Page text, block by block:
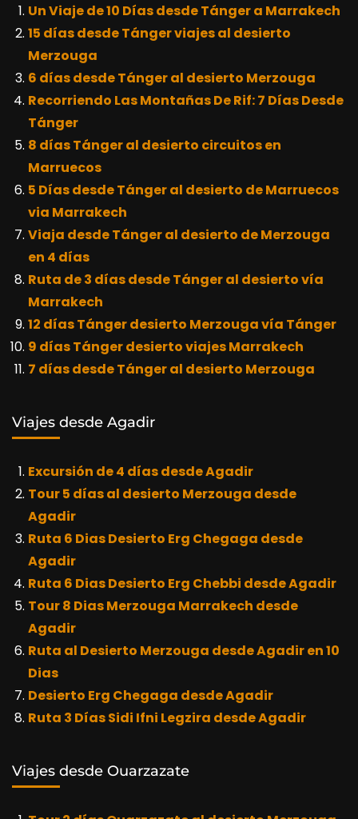
Un Viaje de 10 Días desde Tánger a Marrakech
15 días desde Tánger viajes al desierto
Merzouga
6 días desde Tánger al desierto Merzouga
Recorriendo Las Montañas De Rif: 7 Días Desde
Tánger
8 días Tánger al desierto circuitos en
Marruecos
5 Días desde Tánger al desierto de Marruecos
via Marrakech
Viaja desde Tánger al desierto de Merzouga
en 4 días
Ruta de 3 días desde Tánger al desierto vía
Marrakech
12 días Tánger desierto Merzouga vía Tánger
9 días Tánger desierto viajes Marrakech
7 días desde Tánger al desierto Merzouga
Viajes desde Agadir
Excursión de 4 días desde Agadir
Tour 5 días al desierto Merzouga desde
Agadir
Ruta 6 Dias Desierto Erg Chegaga desde
Agadir
Ruta 6 Dias Desierto Erg Chebbi desde Agadir
Tour 8 Dias Merzouga Marrakech desde
Agadir
Ruta al Desierto Merzouga desde Agadir en 10
Dias
Desierto Erg Chegaga desde Agadir
Ruta 3 Días Sidi Ifni Legzira desde Agadir
Viajes desde Ouarzazate